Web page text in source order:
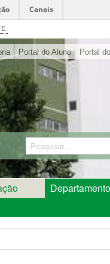
Canais
Portal do Aluno Portal